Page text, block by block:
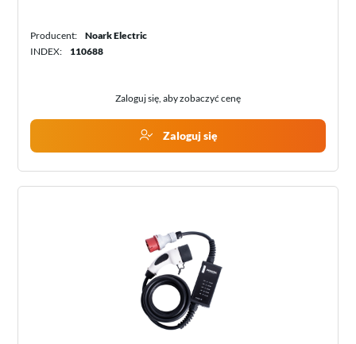
Producent:
Noark Electric
INDEX:
110688
Zaloguj się, aby zobaczyć cenę
Zaloguj się